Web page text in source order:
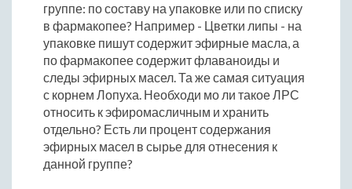
группе: по составу на упаковке или по списку
в фармакопее? Например - Цветки липы - на
упаковке пишут содержит эфирные масла, а
по фармакопее содержит флаваноиды и
следы эфирных масел. Та же самая ситуация
с корнем Лопуха. Необходи мо ли такое ЛРС
относить к эфиромасличным и хранить
отдельно? Есть ли процент содержания
эфирных масел в сырье для отнесения к
данной группе?